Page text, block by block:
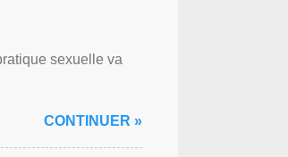
sexuelle va
CONTINUER »